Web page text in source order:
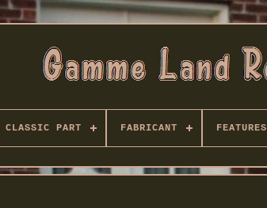
CLASSIC PART FABRICANT FEATURES